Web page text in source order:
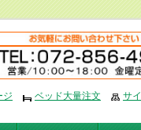
ジ ベッド大量注文 サ